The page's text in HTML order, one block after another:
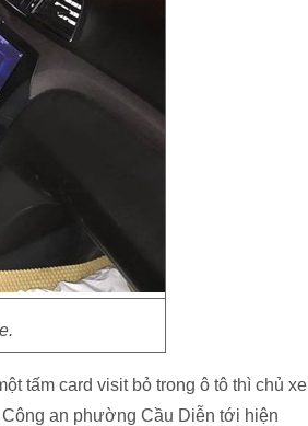
tấm card visit bỏ trong ô tô thì chủ xe
an phường Cầu Diễn tới hiện